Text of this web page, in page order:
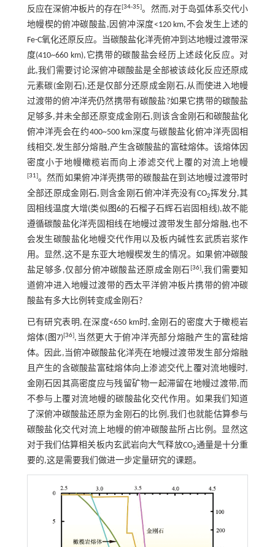
反应在深俯冲板片的存在[34-35]。然而,对于岛弧体系交代小
地幔楔的俯冲碳酸盐,因俯冲深度<120 km,不会发生上述的
Fe-C氧化还原反应。当碳酸盐化洋壳俯冲到达地幔过渡带深
度(410~660 km),它携带的碳酸盐会经历上述歧化反应。对
此,我们需要讨论深俯冲碳酸盐是全部被该歧化反应还原成
元素碳(金刚石),还是仅部分还原成金刚石,从而使进入地幔
过渡带的俯冲洋壳仍然携带有碳酸盐?如果它携带的碳酸盐
足够多,并未全部还原变成金刚石,则该含金刚石和碳酸盐化
俯冲洋壳会在约400~500 km深度与碳酸盐化俯冲洋壳固相
线相交,发生部分熔融,产生含碳酸盐的富硅熔体。该熔体因
密度小于地幔橄榄岩而向上渗滤交代上覆的对流上地幔
[31]。然而如果俯冲洋壳携带的碳酸盐在到达地幔过渡带时
全部还原成金刚石,则含金刚石俯冲洋壳没有CO2挥发分,其
固相线温度大增(类似图6的石榴子石辉石岩固相线),故不能
遵循碳酸盐化洋壳固相线在地幔过渡带发生部分熔融,也不
会发生碳酸盐化地幔交代作用以及板内碱性玄武质岩浆作
用。显然,这不是东亚大地幔楔发生的情况。如果俯冲碳酸
盐足够多,仅部分俯冲碳酸盐还原成金刚石 [36],我们需要知
道俯冲进入地幔过渡带的西太平洋俯冲板片携带的俯冲碳
酸盐有多大比例转变成金刚石?
已有研究表明,在深度<650 km时,金刚石的密度大于橄榄岩
熔体(图7)[36],当然更大于俯冲洋壳部分熔融产生的富硅熔
体。因此,当俯冲碳酸盐化洋壳在地幔过渡带发生部分熔融
且产生的含碳酸盐富硅熔体向上渗滤交代上覆对流地幔时,
金刚石因其高密度应与残留矿物一起滞留在地幔过渡带,而
不参与上覆对流地幔的碳酸盐化交代作用。如果我们知道
了深俯冲碳酸盐还原为金刚石的比例,我们也就能估算参与
碳酸盐化交代对流上地幔的俯冲碳酸盐所占比例。显然这
对于我们估算相关板内玄武岩向大气释放CO2通量是十分重
要的,这是需要我们做进一步定量研究的课题。